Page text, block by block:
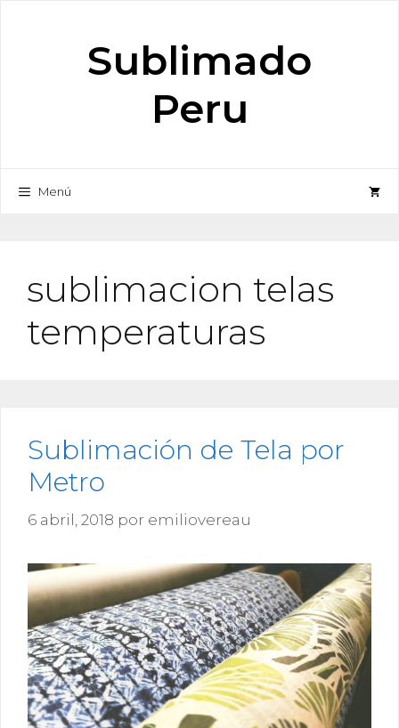
Sublimado
Peru
Menú
sublimacion telas
temperaturas
Sublimación de Tela por
Metro
6 abril, 2018 por emiliovereau